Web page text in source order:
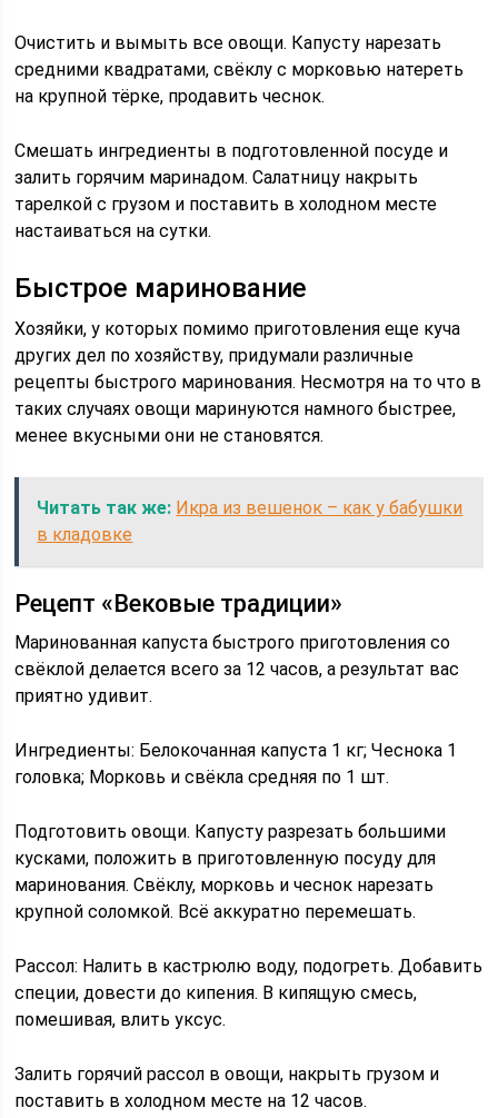
Очистить и вымыть все овощи. Капусту нарезать
средними квадратами, свёклу с морковью натереть
на крупной тёрке, продавить чеснок.
Смешать ингредиенты в подготовленной посуде и
залить горячим маринадом. Салатницу накрыть
тарелкой с грузом и поставить в холодном месте
настаиваться на сутки.
Быстрое маринование
Хозяйки, у которых помимо приготовления еще куча
других дел по хозяйству, придумали различные
рецепты быстрого маринования. Несмотря на то что в
таких случаях овощи маринуются намного быстрее,
менее вкусными они не становятся.
Читать так же: Икра из вешенок – как у бабушки
в кладовке
Рецепт «Вековые традиции»
Маринованная капуста быстрого приготовления со
свёклой делается всего за 12 часов, а результат вас
приятно удивит.
Ингредиенты: Белокочанная капуста 1 кг; Чеснока 1
головка; Морковь и свёкла средняя по 1 шт.
Подготовить овощи. Капусту разрезать большими
кусками, положить в приготовленную посуду для
маринования. Свёклу, морковь и чеснок нарезать
крупной соломкой. Всё аккуратно перемешать.
Рассол: Налить в кастрюлю воду, подогреть. Добавить
специи, довести до кипения. В кипящую смесь,
помешивая, влить уксус.
Залить горячий рассол в овощи, накрыть грузом и
поставить в холодном месте на 12 часов.